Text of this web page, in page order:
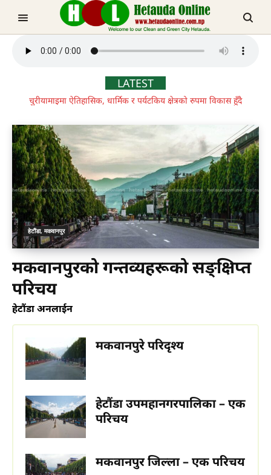
TRENDING NOW
चुरीयामाइमा ऐतिहासिक, धार्मिक र पर्यटकिय क्षेत्रको रुपमा विकास हुँदै
हेटौडा, मकवानपुर
LATEST
चुरीयामाइमा ऐतिहासिक, धार्मिक र पर्यटकिय क्षेत्रको रुपमा विकास हुँदै
हेटौंडा, मकवानपुर
मकवानपुरको गन्तव्यहरूको सङ्क्षिप्त
परिचय
हेटौंडा अनलाईन
मकवानपुरे परिदृश्य
हेटौंडा उपमहानगरपालिका – एक
परिचय
मकवानपुर जिल्ला – एक परिचय